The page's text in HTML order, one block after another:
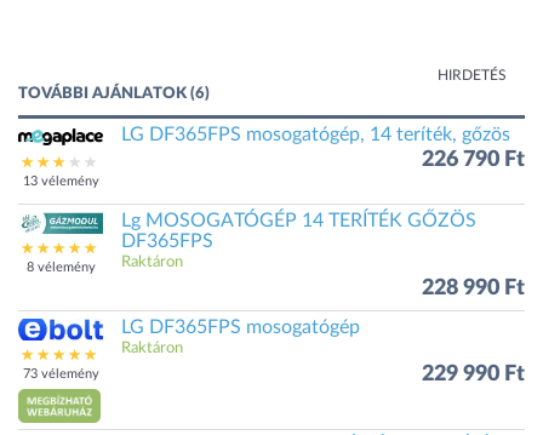
HIRDETÉS
TOVÁBBI AJÁNLATOK (6)
13 vélemény
LG DF365FPS mosogatógép, 14 teríték, gőzös
226 790 Ft
8 vélemény
Lg MOSOGATÓGÉP 14 TERÍTÉK GŐZÖS
DF365FPS
Raktáron
228 990 Ft
73 vélemény
LG DF365FPS mosogatógép
Raktáron
229 990 Ft